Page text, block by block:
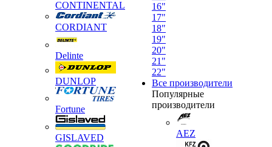
CONTINENTAL
CORDIANT
Delinte
DUNLOP
Fortune
GISLAVED
16"
17"
18"
19"
20"
21"
22"
Все производители
Популярные
производители
AEZ